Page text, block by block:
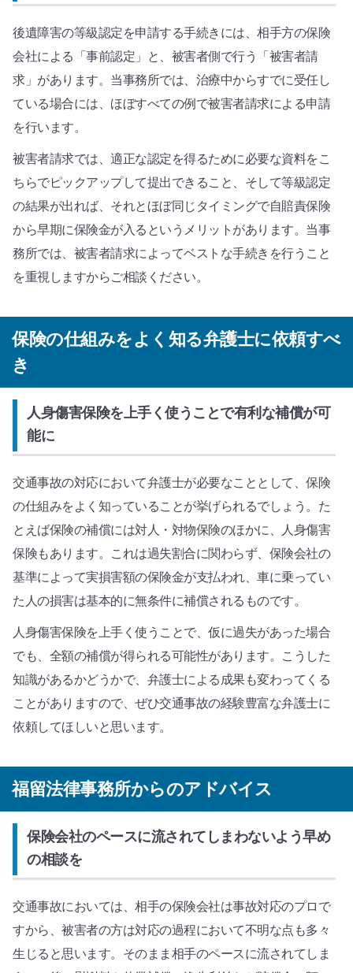
後遺障害の等級認定を申請する手続きには、相手方の保険
会社による「事前認定」と、被害者側で行う「被害者請
求」があります。当事務所では、治療中からすでに受任し
ている場合には、ほぼすべての例で被害者請求による申請
を行います。
被害者請求では、適正な認定を得るために必要な資料をこ
ちらでピックアップして提出できること、そして等級認定
の結果が出れば、それとほぼ同じタイミングで自賠責保険
から早期に保険金が入るというメリットがあります。当事
務所では、被害者請求によってベストな手続きを行うこと
を重視しますからご相談ください。
保険の仕組みをよく知る弁護士に依頼すべ
き
人身傷害保険を上手く使うことで有利な補償が可
能に
交通事故の対応において弁護士が必要なこととして、保険
の仕組みをよく知っていることが挙げられるでしょう。た
とえば保険の補償には対人・対物保険のほかに、人身傷害
保険もあります。これは過失割合に関わらず、保険会社の
基準によって実損害額の保険金が支払われ、車に乗ってい
た人の損害は基本的に無条件に補償されるものです。
人身傷害保険を上手く使うことで、仮に過失があった場合
でも、全額の補償が得られる可能性があります。こうした
知識があるかどうかで、弁護士による成果も変わってくる
ことがありますので、ぜひ交通事故の経験豊富な弁護士に
依頼してほしいと思います。
福留法律事務所からのアドバイス
保険会社のペースに流されてしまわないよう早め
の相談を
交通事故においては、相手の保険会社は事故対応のプロで
すから、被害者の方は対応の過程において不明な点も多々
生じると思います。そのまま相手のペースに流されてしま